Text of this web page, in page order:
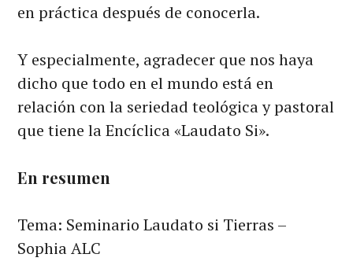
en práctica después de conocerla.
Y especialmente, agradecer que nos haya
dicho que todo en el mundo está en
relación con la seriedad teológica y pastoral
que tiene la Encíclica «Laudato Si».
En resumen
Tema: Seminario Laudato si Tierras –
Sophia ALC